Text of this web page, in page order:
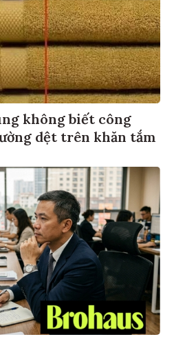
không biết công
dệt trên khăn tắm